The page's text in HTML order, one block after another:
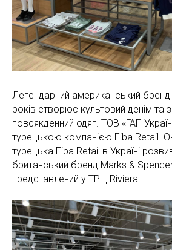
Легендарний американський
років створює культовий денім та
повсякденний одяг. ТОВ «ГАП
турецькою компанією Fiba Retail.
турецька Fiba Retail в Україні
британський бренд Marks &
представлений у ТРЦ Riviera.